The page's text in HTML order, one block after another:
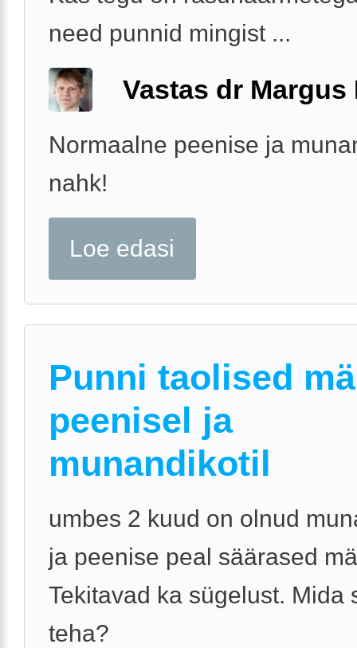
need punnid mingist ...
Vastas dr Margus
Normaalne peenise ja
nahk!
Loe edasi
Punni taolised
peenisel ja
munandikotil
umbes 2 kuud on olnud
ja peenise peal säärased
Tekitavad ka sügelust. Mida
teha?